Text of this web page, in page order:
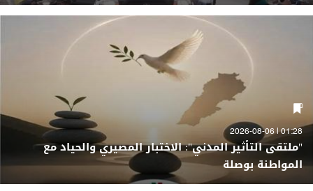
01:28 | 2026-08-06
"ملتقى التأثير المدني": الاختبار المصيري والحياد مع
المواطنة بوصلة